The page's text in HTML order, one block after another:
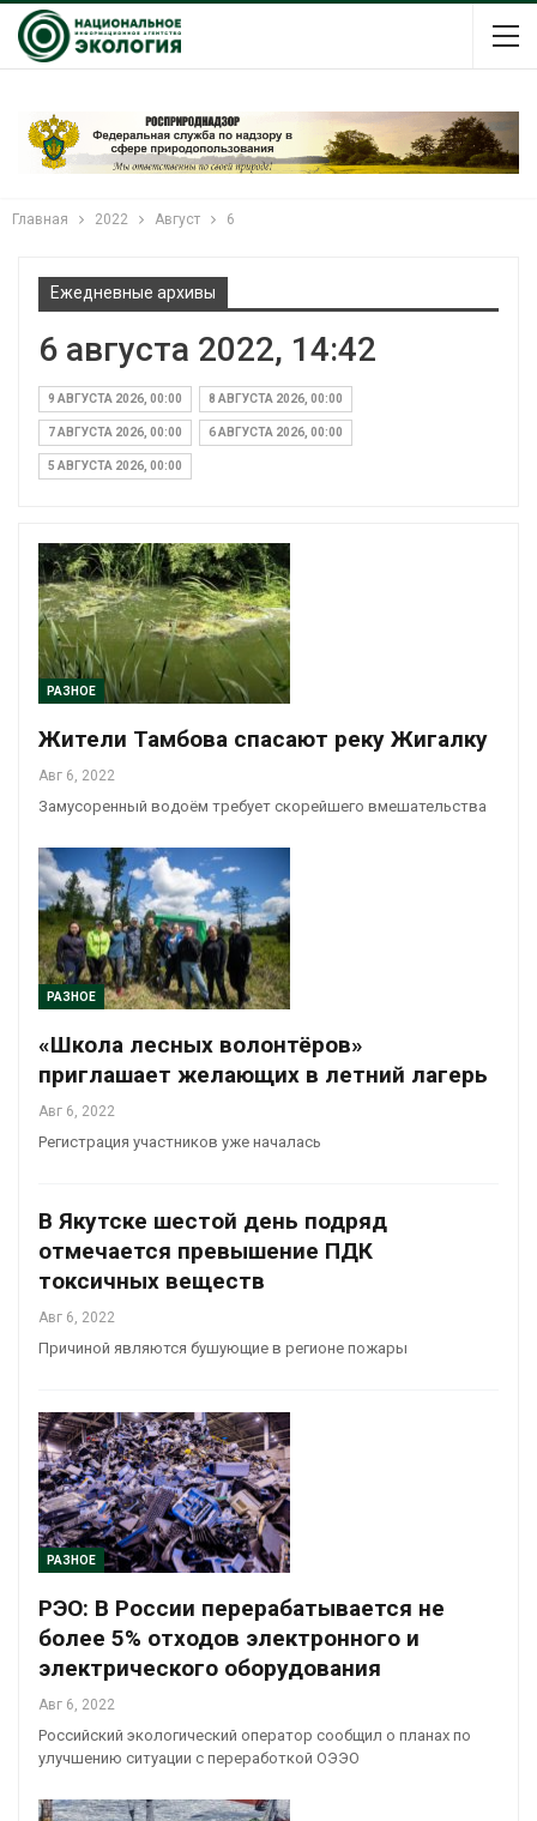
Главная 2022 Август 6
Ежедневные архивы
6 августа 2022, 14:42
9 АВГУСТА 2026, 00:00 8 АВГУСТА 2026, 00:00
7 АВГУСТА 2026, 00:00 6 АВГУСТА 2026, 00:00
5 АВГУСТА 2026, 00:00
РАЗНОЕ
Жители Тамбова спасают реку Жигалку
Авг 6, 2022
Замусоренный водоём требует скорейшего вмешательства
РАЗНОЕ
«Школа лесных волонтёров»
приглашает желающих в летний лагерь
Авг 6, 2022
Регистрация участников уже началась
В Якутске шестой день подряд
отмечается превышение ПДК
токсичных веществ
Авг 6, 2022
Причиной являются бушующие в регионе пожары
РАЗНОЕ
РЭО: В России перерабатывается не
более 5% отходов электронного и
электрического оборудования
Авг 6, 2022
Российский экологический оператор сообщил о планах по
улучшению ситуации с переработкой ОЭЭО